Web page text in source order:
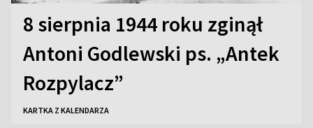
8 sierpnia 1944 roku zginął
Antoni Godlewski ps. „Antek
Rozpylacz”
KARTKA Z KALENDARZA